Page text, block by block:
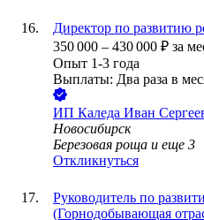
Директор по развитию
350 000 – 430 000 ₽ за
Опыт 1-3 года
Выплаты: Два раза в
ИП Каледа Иван
Новосибирск
Березовая роща и еще 3
Откликнуться
Руководитель по
(Горнодобывающая